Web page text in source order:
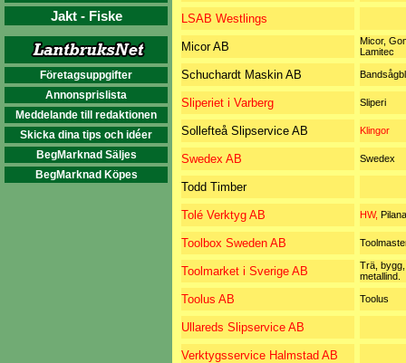
Jakt - Fiske
Företagsuppgifter
Annonsprislista
Meddelande till redaktionen
Skicka dina tips och idéer
BegMarknad Säljes
BegMarknad Köpes
LSAB Westlings
Micor AB
Micor,
Lamitec
Schuchardt Maskin AB
Sliperiet i Varberg Sliperi
Sollefteå Slipservice AB Klingor
Swedex AB Swedex
Todd Timber
Tolé Verktyg AB HW, Pilana
Toolbox Sweden AB
Toolmarket i Sverige AB
Trä,
metallind.
Toolus AB Toolus
Ullareds Slipservice AB
Verktygsservice Halmstad AB